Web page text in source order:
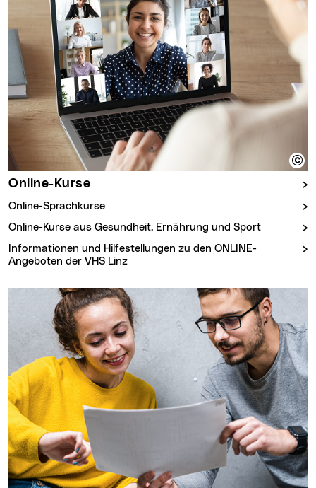
Online-Kurse
Online-Sprachkurse
Online-Kurse aus Gesundheit, Ernährung und Sport
Informationen und Hilfestellungen zu den ONLINE-
Angeboten der VHS Linz